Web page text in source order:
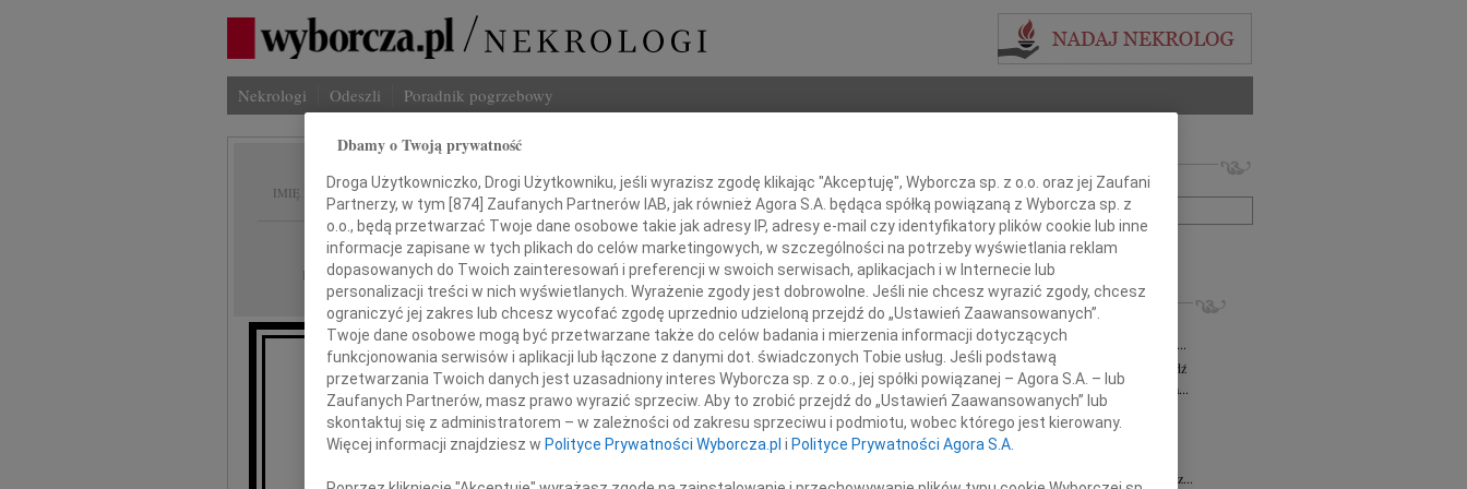
Nekrologi Odeszli Poradnik pogrzebowy
IMIĘ I NAZWISKO: Michał Jadczyk
REGION: Łódź
DATA EMISJI: 06.07.2022
"Nie umiera ten, kto pozostaje w sercach ludzi"
Z wielkim żalem zawiadamiamy,
Imię i nazwisko lub numer ogłoszenia:
+ szukanie zaawansowane
INNE NEKROLOGI
Wanda Milan 03.08.2026Łódź
Z głębokim żalem zawiadamiamy, że dnia 29...
Tadeusz Maciaszek wiek: 73
Łódź
Z głębokim żalem zawiadamiamy, że 24 lipca...
Adam Gawryszczak 21.07.2026
W dniu 15 lipca 2026 roku odszedł nasz...
Jan Rek
W dniu 4 lipca2026 roku zmarł w Łodzi Nasz...
Dbamy o Twoją prywatność
Droga Użytkowniczko, Drogi Użytkowniku, jeśli wyrazisz zgodę klikając "Akceptuję", Wyborcza sp. z o.o. oraz jej Zaufani
Partnerzy, w tym [874] Zaufanych Partnerów IAB, jak również Agora S.A. będąca spółką powiązaną z Wyborcza sp. z
o.o., będą przetwarzać Twoje dane osobowe takie jak adresy IP, adresy e-mail czy identyfikatory plików cookie lub inne
informacje zapisane w tych plikach do celów marketingowych, w szczególności na potrzeby wyświetlania reklam
dopasowanych do Twoich zainteresowań i preferencji w swoich serwisach, aplikacjach i w Internecie lub
personalizacji treści w nich wyświetlanych. Wyrażenie zgody jest dobrowolne. Jeśli nie chcesz wyrazić zgody, chcesz
ograniczyć jej zakres lub chcesz wycofać zgodę uprzednio udzieloną przejdź do „Ustawień Zaawansowanych”.
Twoje dane osobowe mogą być przetwarzane także do celów badania i mierzenia informacji dotyczących
funkcjonowania serwisów i aplikacji lub łączone z danymi dot. świadczonych Tobie usług. Jeśli podstawą
przetwarzania Twoich danych jest uzasadniony interes Wyborcza sp. z o.o., jej spółki powiązanej – Agora S.A. – lub
Zaufanych Partnerów, masz prawo wyrazić sprzeciw. Aby to zrobić przejdź do „Ustawień Zaawansowanych” lub
skontaktuj się z administratorem – w zależności od zakresu sprzeciwu i podmiotu, wobec którego jest kierowany.
Więcej informacji znajdziesz w Polityce Prywatności Wyborcza.pl i Polityce Prywatności Agora S.A.